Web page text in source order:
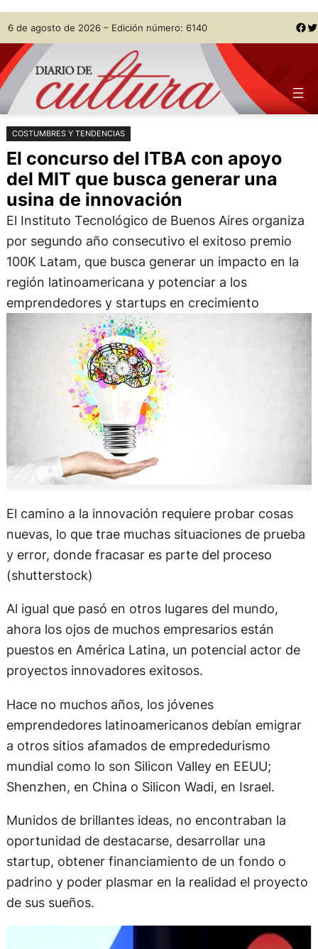
Saltar
al
contenido
Skip
to
content
6 de agosto de 2026 – Edición número: 6140 Facebook Twitter
COSTUMBRES Y TENDENCIAS
El concurso del ITBA con apoyo
del MIT que busca generar una
usina de innovación
El Instituto Tecnológico de Buenos Aires organiza
por segundo año consecutivo el exitoso premio
100K Latam, que busca generar un impacto en la
región latinoamericana y potenciar a los
emprendedores y startups en crecimiento
El camino a la innovación requiere probar cosas
nuevas, lo que trae muchas situaciones de prueba
y error, donde fracasar es parte del proceso
(shutterstock)
Al igual que pasó en otros lugares del mundo,
ahora los ojos de muchos empresarios están
puestos en América Latina, un potencial actor de
proyectos innovadores exitosos.
Hace no muchos años, los jóvenes
emprendedores latinoamericanos debían emigrar
a otros sitios afamados de emprededurismo
mundial como lo son Silicon Valley en EEUU;
Shenzhen, en China o Silicon Wadi, en Israel.
Munidos de brillantes ideas, no encontraban la
oportunidad de destacarse, desarrollar una
startup, obtener financiamiento de un fondo o
padrino y poder plasmar en la realidad el proyecto
de sus sueños.